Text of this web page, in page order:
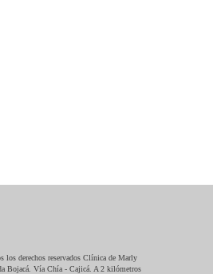
derechos reservados Clínica de Marly
Bojacá. Vía Chía - Cajicá. A 2 kilómetros